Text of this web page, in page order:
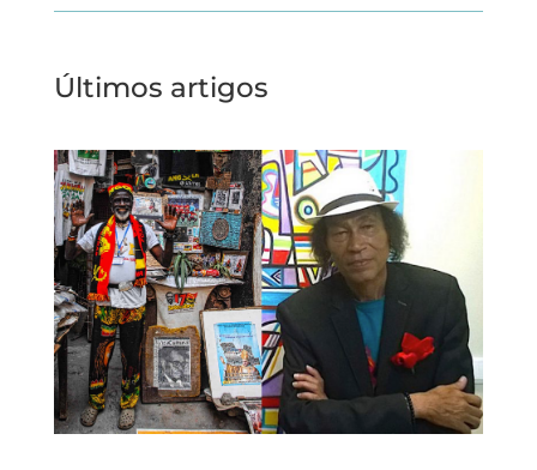
Últimos artigos